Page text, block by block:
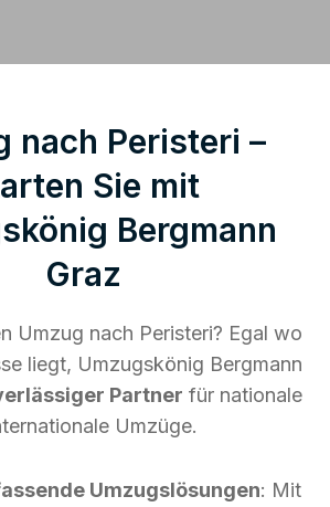
nach Peristeri –
Sie mit
Bergmann
Graz
Umzug nach Peristeri? Egal wo
liegt, Umzugskönig Bergmann
Partner für nationale
Umzüge.
Umzugslösungen: Mit